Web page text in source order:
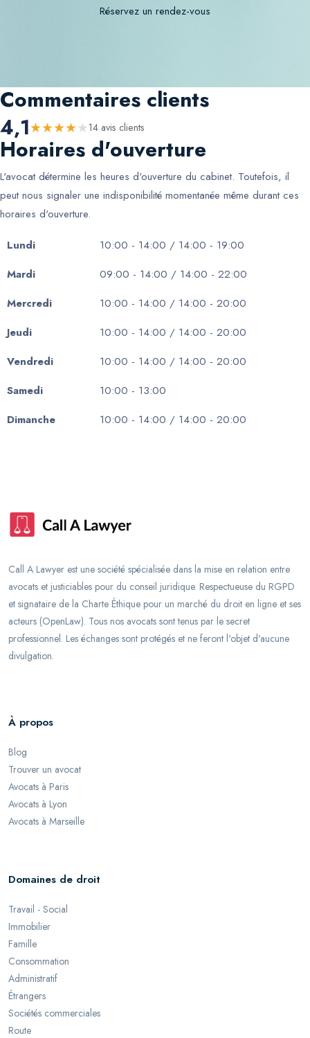
Réservez un rendez-vous
Commentaires clients
4,1★★★★★ 14 avis clients
Horaires d'ouverture
L'avocat détermine les heures d'ouverture du cabinet. Toutefois, il
peut nous signaler une indisponibilité momentanée même durant ces
horaires d'ouverture.
Lundi
10:00 - 14:00 / 14:00 - 19:00
Mardi
09:00 - 14:00 / 14:00 - 22:00
Mercredi
10:00 - 14:00 / 14:00 - 20:00
Jeudi
10:00 - 14:00 / 14:00 - 20:00
Vendredi
10:00 - 14:00 / 14:00 - 20:00
Samedi
10:00 - 13:00
Dimanche
10:00 - 14:00 / 14:00 - 20:00
Call A Lawyer est une société spécialisée dans la mise en relation entre
avocats et justiciables pour du conseil juridique. Respectueuse du RGPD
et signataire de la Charte Éthique pour un marché du droit en ligne et ses
acteurs (OpenLaw). Tous nos avocats sont tenus par le secret
professionnel. Les échanges sont protégés et ne feront l'objet d'aucune
divulgation.
À propos
Blog
Trouver un avocat
Avocats à Paris
Avocats à Lyon
Avocats à Marseille
Domaines de droit
Travail - Social
Immobilier
Famille
Consommation
Administratif
Étrangers
Sociétés commerciales
Route